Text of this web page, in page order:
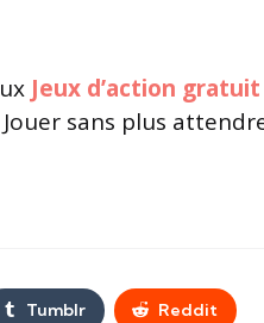
Jeux d’action gratuit
Jouer sans plus
Tumblr Reddit